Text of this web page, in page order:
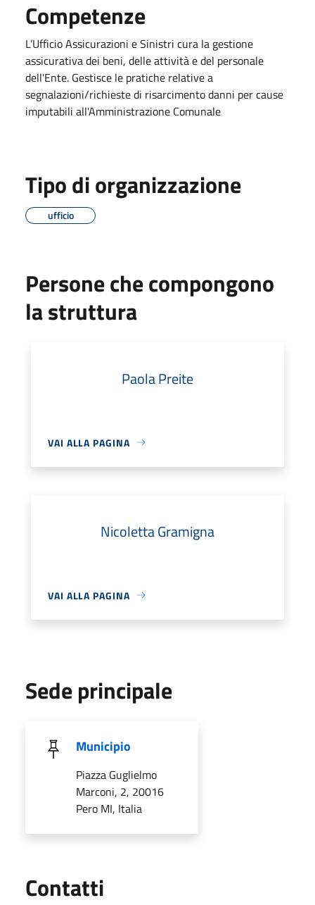
Competenze
L’Ufficio Assicurazioni e Sinistri cura la gestione
assicurativa dei beni, delle attività e del personale
dell'Ente. Gestisce le pratiche relative a
segnalazioni/richieste di risarcimento danni per cause
imputabili all'Amministrazione Comunale
Tipo di organizzazione
ufficio
Persone che compongono
la struttura
Paola Preite
VAI ALLA PAGINA
Nicoletta Gramigna
VAI ALLA PAGINA
Sede principale
Municipio
Piazza Guglielmo
Marconi, 2, 20016
Pero MI, Italia
Contatti